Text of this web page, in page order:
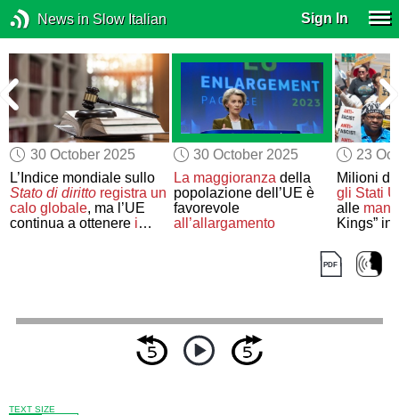
News in Slow Italian Sign In
30 October 2025
L’Indice mondiale sullo
Stato di diritto registra un
calo globale, ma l’UE
continua a ottenere i
30 October 2025
La maggioranzadella
popolazione dell’UE è
favorevole
all’allargamento
23
Milioni di
gli Stati
alle
Kings” in
TEXT SIZE